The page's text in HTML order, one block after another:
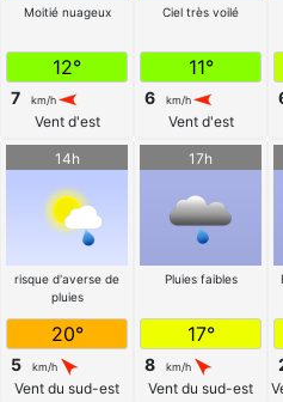
Moitié nuageux
12°
7 km/h
Vent d'est
Ciel très voilé
11°
6 km/h
Vent d'est
14h
risque d'averse de
pluies
20°
5 km/h
Vent du sud-est
17h
Pluies faibles
17°
8 km/h
Vent du sud-est